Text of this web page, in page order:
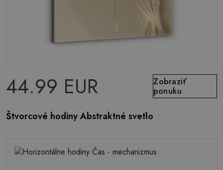
44.99 EUR
Zobraziť
ponuku
Štvorcové hodiny Abstraktné svetlo